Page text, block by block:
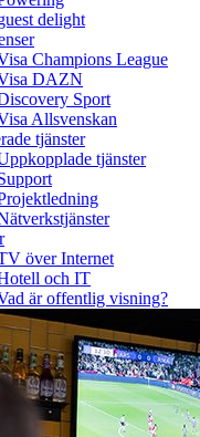
delight
Champions League
DAZN
Sport
Allsvenskan
tjänster
tjänster
över Internet
och IT
är offentlig visning?